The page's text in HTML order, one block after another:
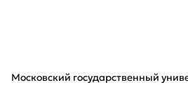
Московский государственный